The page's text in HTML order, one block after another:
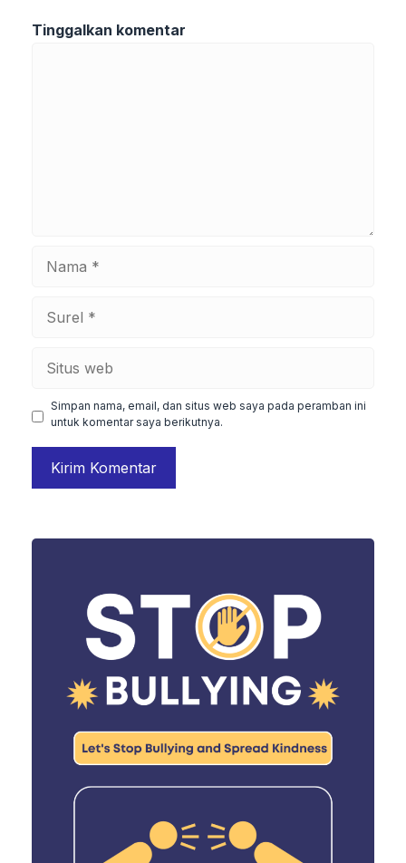
Tinggalkan komentar
Simpan nama, email, dan situs web saya pada peramban ini
untuk komentar saya berikutnya.